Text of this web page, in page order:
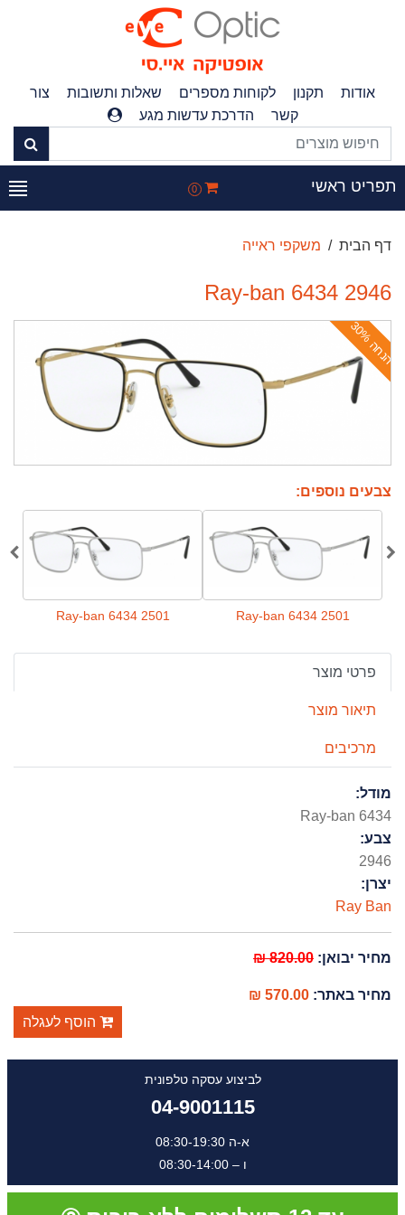
אודות תקנון לקוחות מספרים שאלות ותשובות
צור
קשר
הדרכת עדשות מגע
ראשי 0
דף הבית משקפי ראייה
Ray-ban 6434 2946
ה
נ
ח
ה
3
0
צבעים נוספים:
Ray-ban 6434 2501
Ray-ban 6434 2501
פרטי מוצר
תיאור מוצר
מרכיבים
מודל:
Ray-ban 6434
צבע:
2946
יצרן:
Ray Ban
מחיר יבואן:820.00 ₪
מחיר באתר:570.00 ₪
הוסף לעגלה
לביצוע עסקה טלפונית
04-9001115
א-ה 08:30-19:30
ו – 08:30-14:00